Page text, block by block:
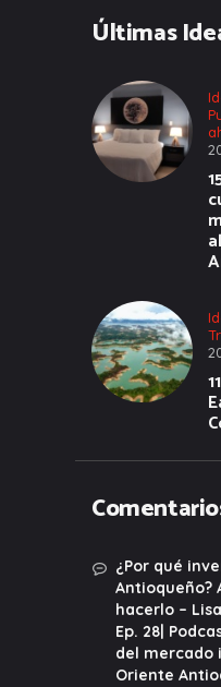
Últimas
¿Por qué
Antioqueño?
hacerlo –
Ep. 28|
del mercado
Oriente